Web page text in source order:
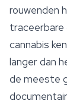
rouwenden
traceerbare
cannabis
langer dan
de meeste